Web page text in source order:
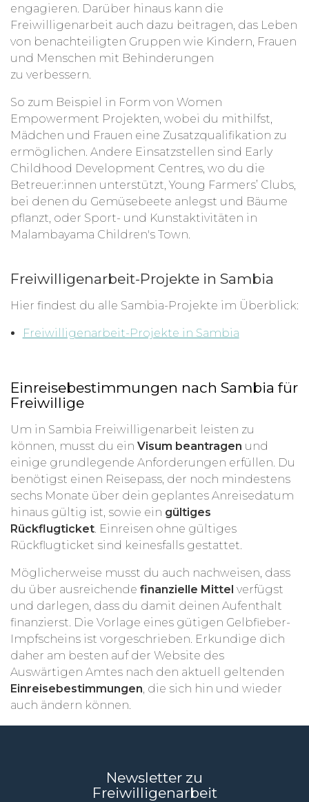
engagieren. Darüber hinaus kann die
Freiwilligenarbeit auch dazu beitragen, das Leben
von benachteiligten Gruppen wie Kindern, Frauen
und Menschen mit Behinderungen
zu verbessern.
So zum Beispiel in Form von Women
Empowerment Projekten, wobei du mithilfst,
Mädchen und Frauen eine Zusatzqualifikation zu
ermöglichen. Andere Einsatzstellen sind Early
Childhood Development Centres, wo du die
Betreuer:innen unterstützt, Young Farmers’ Clubs,
bei denen du Gemüsebeete anlegst und Bäume
pflanzt, oder Sport- und Kunstaktivitäten in
Malambayama Children's Town.
Freiwilligenarbeit-Projekte in Sambia
Hier findest du alle Sambia-Projekte im Überblick:
Freiwilligenarbeit-Projekte in Sambia
Einreisebestimmungen nach Sambia für
Freiwillige
Um in Sambia Freiwilligenarbeit leisten zu
können, musst du ein Visum beantragen und
einige grundlegende Anforderungen erfüllen. Du
benötigst einen Reisepass, der noch mindestens
sechs Monate über dein geplantes Anreisedatum
hinaus gültig ist, sowie ein gültiges
Rückflugticket. Einreisen ohne gültiges
Rückflugticket sind keinesfalls gestattet.
Möglicherweise musst du auch nachweisen, dass
du über ausreichende finanzielle Mittel verfügst
und darlegen, dass du damit deinen Aufenthalt
finanzierst. Die Vorlage eines gütigen Gelbfieber-
Impfscheins ist vorgeschrieben. Erkundige dich
daher am besten auf der Website des
Auswärtigen Amtes nach den aktuell geltenden
Einreisebestimmungen, die sich hin und wieder
auch ändern können.
Newsletter zu
Freiwilligenarbeit